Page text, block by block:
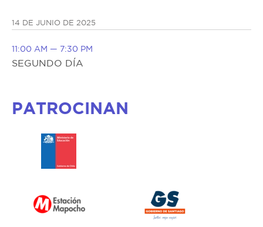
14 DE JUNIO DE 2025
11:00 AM — 7:30 PM
SEGUNDO DÍA
PATROCINAN